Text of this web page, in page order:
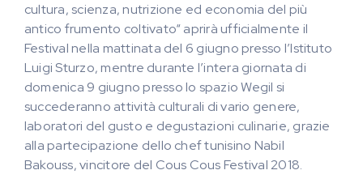
cultura, scienza, nutrizione ed economia del più
antico frumento coltivato“ aprirà ufficialmente il
Festival nella mattinata del 6 giugno presso l’Istituto
Luigi Sturzo, mentre durante l’intera giornata di
domenica 9 giugno presso lo spazio Wegil si
succederanno attività culturali di vario genere,
laboratori del gusto e degustazioni culinarie, grazie
alla partecipazione dello chef tunisino Nabil
Bakouss, vincitore del Cous Cous Festival 2018.